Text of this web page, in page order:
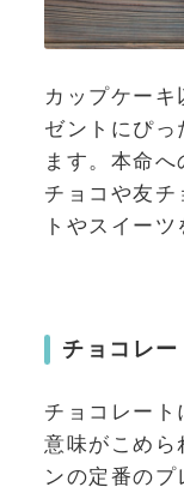
カップケー
ゼントにぴっ
ます。本命
チョコや友チ
トやスイーツ
チョコレー
チョコレート
意味がこめら
ンの定番の